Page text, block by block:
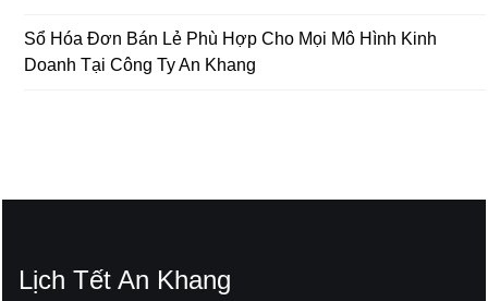
Sổ Hóa Đơn Bán Lẻ Phù Hợp Cho Mọi Mô Hình Kinh
Doanh Tại Công Ty An Khang
Lịch Tết An Khang